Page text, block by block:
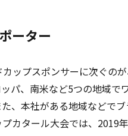
ーター
ップスポンサーに次ぐの
パ、南米など5つの地域
、本社がある地域などで
カタール大会では、2019